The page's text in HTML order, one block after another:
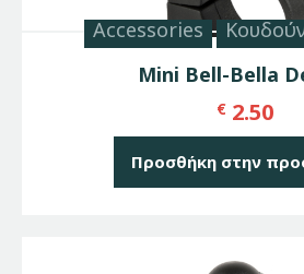
Accessories
Mini Bell-Bella
€ 2.50
Προσθήκη στην